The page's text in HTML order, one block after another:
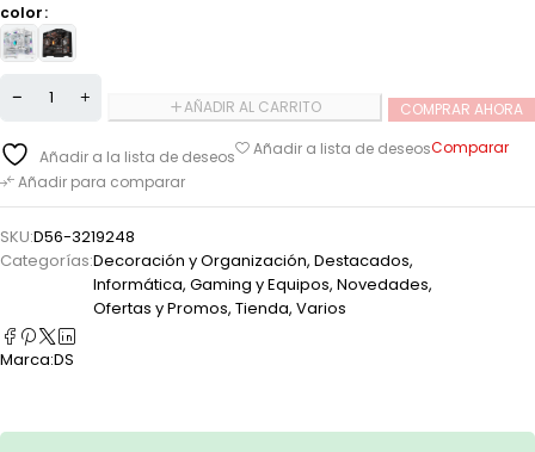
color
AÑADIR AL CARRITO COMPRAR AHORA
Añadir a la lista de deseos Añadir a lista de deseosComparar
Añadir para comparar
SKU:D56-3219248
Categorías:Decoración y Organización, Destacados,
Informática, Gaming y Equipos, Novedades,
Ofertas y Promos, Tienda, Varios
Marca:DS